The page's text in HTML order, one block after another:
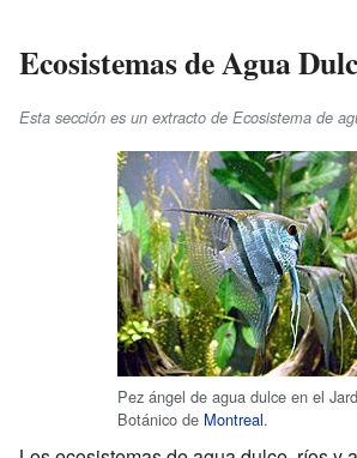
Ecosistemas de Agua
Esta sección es un extracto de Ecosistema de
Pez ángel de agua dulce en el
Botánico de Montreal.